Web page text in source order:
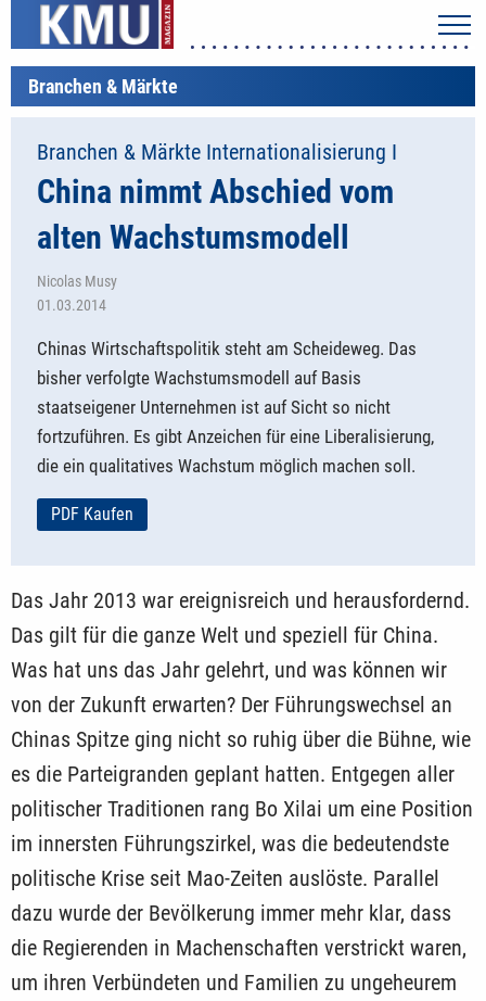
Branchen & Märkte
Branchen & Märkte Internationalisierung I
China nimmt Abschied vom
alten Wachstumsmodell
Nicolas Musy
01.03.2014
Chinas Wirtschaftspolitik steht am Scheideweg. Das
bisher verfolgte Wachstumsmodell auf Basis
staatseigener Unternehmen ist auf Sicht so nicht
fortzuführen. Es gibt Anzeichen für eine Liberalisierung,
die ein qualitatives Wachstum möglich machen soll.
PDF Kaufen
Das Jahr 2013 war ereignisreich und herausfordernd.
Das gilt für die ganze Welt und speziell für China.
Was hat uns das Jahr gelehrt, und was können wir
von der Zukunft erwarten? Der Führungswechsel an
Chinas Spitze ging nicht so ruhig über die Bühne, wie
es die Parteigranden geplant hatten. Entgegen aller
politischer Traditionen rang Bo Xilai um eine Position
im innersten Führungszirkel, was die bedeutendste
politische Krise seit Mao-Zeiten auslöste. Parallel
dazu wurde der Bevölkerung immer mehr klar, dass
die Regierenden in Machenschaften verstrickt waren,
um ihren Verbündeten und Familien zu ungeheurem